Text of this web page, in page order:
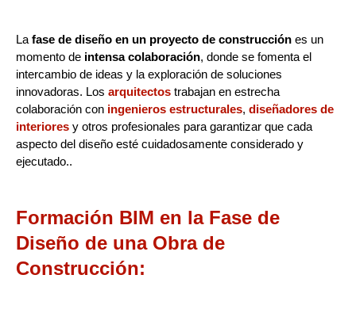
La fase de diseño en un proyecto de construcción es un
momento de intensa colaboración, donde se fomenta el
intercambio de ideas y la exploración de soluciones
innovadoras. Los arquitectos trabajan en estrecha
colaboración con ingenieros estructurales, diseñadores de
interiores y otros profesionales para garantizar que cada
aspecto del diseño esté cuidadosamente considerado y
ejecutado..
Formación BIM en la Fase de
Diseño de una Obra de
Construcción: